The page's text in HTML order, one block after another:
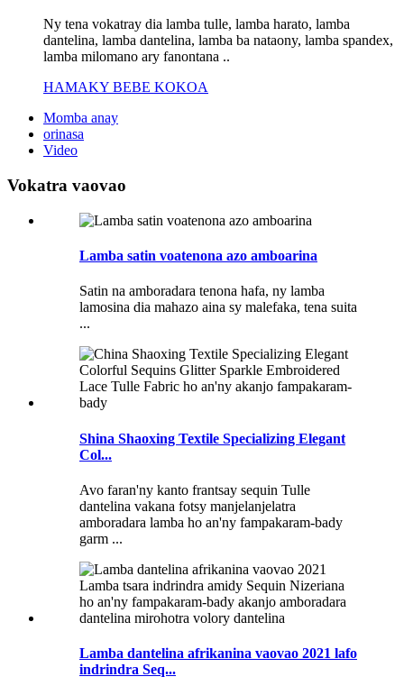
Ny tena vokatray dia lamba tulle, lamba harato, lamba
dantelina, lamba dantelina, lamba ba nataony, lamba spandex,
lamba milomano ary fanontana ..
HAMAKY BEBE KOKOA
Momba anay
orinasa
Video
Vokatra vaovao
Lamba satin voatenona azo amboarina
Satin na amboradara tenona hafa, ny lamba
lamosina dia mahazo aina sy malefaka, tena suita
...
Shina Shaoxing Textile Specializing Elegant
Col...
Avo faran'ny kanto frantsay sequin Tulle
dantelina vakana fotsy manjelanjelatra
amboradara lamba ho an'ny fampakaram-bady
garm ...
Lamba dantelina afrikanina vaovao 2021 lafo
indrindra Seq...